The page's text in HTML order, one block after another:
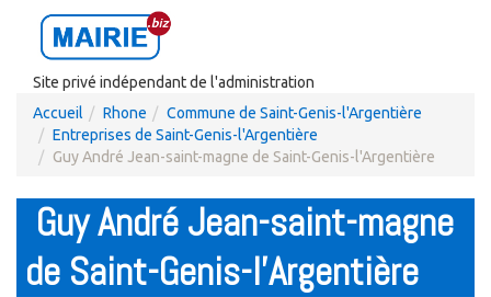
Site privé indépendant de l'administration
Accueil
Rhone
Commune de Saint-Genis-l'Argentière
Entreprises de Saint-Genis-l'Argentière
Guy André Jean-saint-magne de Saint-Genis-l'Argentière
Guy André Jean-saint-magne
de Saint-Genis-l'Argentière